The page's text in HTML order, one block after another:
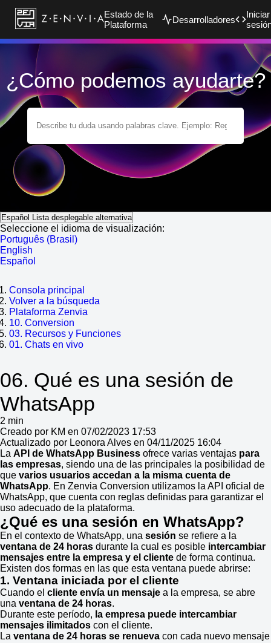
Estado de la
Plataforma
Desarrolladores
Iniciar
¿Cómo podemos ayudarte?
Español Lista desplegable alternativa
Seleccione el idioma de visualización:
Português (Brasil)
English
Español
Consola principal
Volver a la búsqueda
Plataforma Zenvia
10. Conversion
03. Recursos y Funciones
01. Chats en vivo
06. Qué es una sesión de
WhatsApp
2 min
Creado por KM en 07/02/2023 17:53
Actualizado por Leonora Alves en 04/11/2025 16:04
La API de WhatsApp Business ofrece varias ventajas para
las empresas, siendo una de las principales la posibilidad de
que varios usuarios accedan a la misma cuenta de
WhatsApp. En Zenvia Conversion utilizamos la API oficial de
WhatsApp, que cuenta con reglas definidas para garantizar el
uso adecuado de la plataforma.
¿Qué es una sesión en WhatsApp?
En el contexto de WhatsApp, una sesión se refiere a la
ventana de 24 horas durante la cual es posible intercambiar
mensajes entre la empresa y el cliente de forma continua.
Existen dos formas en las que esta ventana puede abrirse:
1. Ventana iniciada por el cliente
Cuando el cliente envía un mensaje a la empresa, se abre
una ventana de 24 horas.
Durante este período, la empresa puede intercambiar
mensajes ilimitados con el cliente.
La ventana de 24 horas se renueva con cada nuevo mensaje